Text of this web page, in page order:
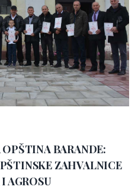
OPŠTINA BARANDE:
ZAHVALNICE
AGROSU